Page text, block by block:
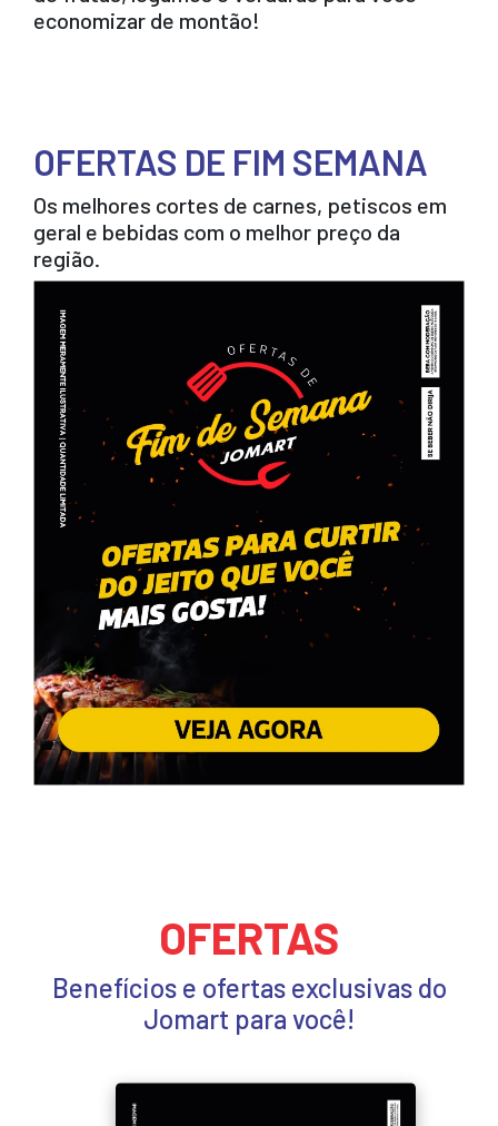
economizar de montão!
OFERTAS DE FIM SEMANA
Os melhores cortes de carnes, petiscos em
geral e bebidas com o melhor preço da
região.
OFERTAS
Benefícios e ofertas exclusivas do
Jomart para você!